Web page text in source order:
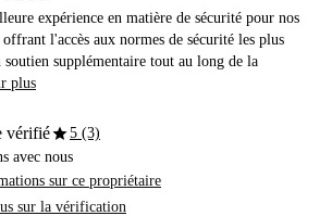
expérience en matière de sécurité pour nos
l'accès aux normes de sécurité les plus
soutien supplémentaire tout au long de la
plus
vérifiéstar5 (3)
avec nous
sur ce propriétaire
sur la vérification